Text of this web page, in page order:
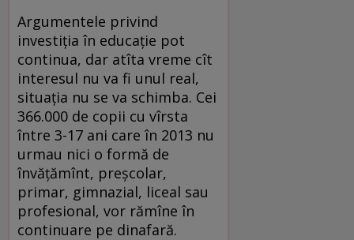
Argumentele privind
investiţia în educaţie pot
continua, dar atîta vreme cît
interesul nu va fi unul real,
situaţia nu se va schimba. Cei
366.000 de copii cu vîrsta
între 3-17 ani care în 2013 nu
urmau nici o formă de
învăţămînt, preşcolar,
primar, gimnazial, liceal sau
profesional, vor rămîne în
continuare pe dinafară.